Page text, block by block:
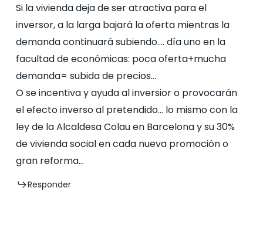
Si la vivienda deja de ser atractiva para el
inversor, a la larga bajará la oferta mientras la
demanda continuará subiendo…. día uno en la
facultad de económicas: poca oferta+mucha
demanda= subida de precios…
O se incentiva y ayuda al inversior o provocarán
el efecto inverso al pretendido… lo mismo con la
ley de la Alcaldesa Colau en Barcelona y su 30%
de vivienda social en cada nueva promoción o
gran reforma…
Responder